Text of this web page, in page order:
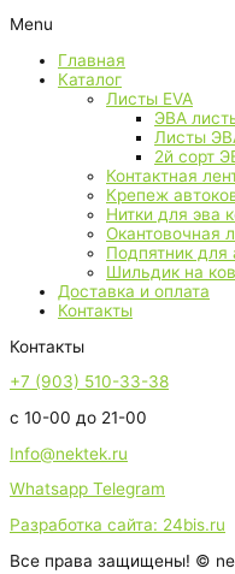
Menu
Главная
Каталог
Листы EVA
ЭВА
Листы
2й сорт
Контактная
Крепеж
Нитки для эва
Окантовочная
Подпятник для
Шильдик на
Доставка и оплата
Контакты
Контакты
+7 (903) 510-33-38
с 10-00 до 21-00
Info@nektek.ru
Whatsapp Telegram
Разработка сайта: 24bis.ru
Все права защищены! ©